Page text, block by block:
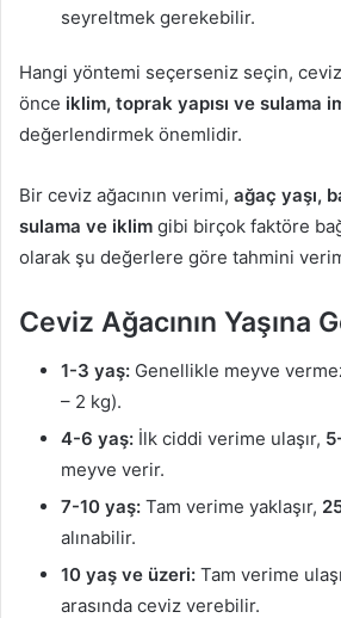
seyreltmek gerekebilir.
Hangi yöntemi seçerseniz seçin,
önce iklim, toprak yapısı ve sulama
değerlendirmek önemlidir.
Bir ceviz ağacının verimi, ağaç yaşı,
sulama ve iklim gibi birçok faktöre
olarak şu değerlere göre tahmini
Ceviz Ağacının Yaşına
1-3 yaş: Genellikle meyve
– 2 kg).
4-6 yaş: İlk ciddi verime ulaşır,
meyve verir.
7-10 yaş: Tam verime yaklaşır,
alınabilir.
10 yaş ve üzeri: Tam verime
arasında ceviz verebilir.